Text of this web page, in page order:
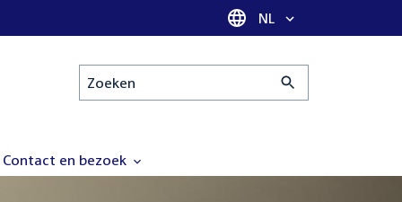
Taal selectie
NL
Zoeken
Contact en bezoek